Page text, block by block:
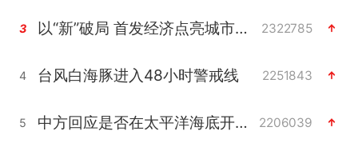
3 以“新”破局 首发经济点亮城市消费活力 2322785
4 台风白海豚进入48小时警戒线 2251843
5 中方回应是否在太平洋海底开采稀土 2206039